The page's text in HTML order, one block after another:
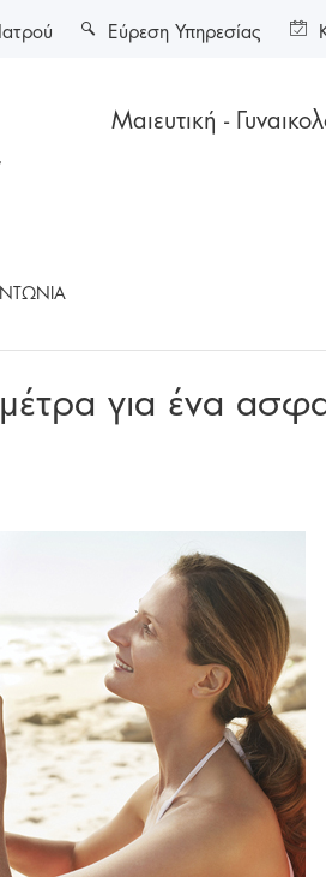
Μαιευτική -
Εύρεση Υπηρεσίας
για ένα